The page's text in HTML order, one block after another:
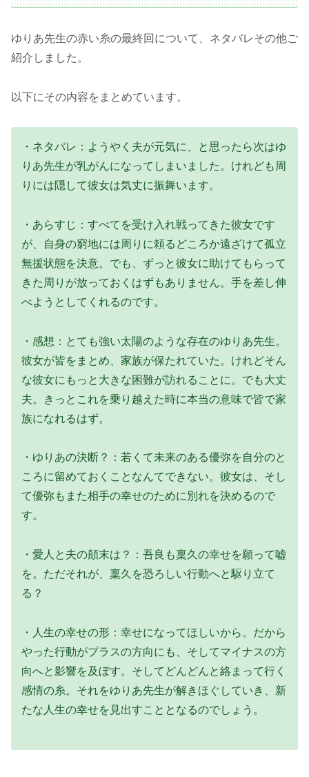
ゆりあ先生の赤い糸の最終回について、ネタバレその他ご
紹介しました。
以下にその内容をまとめています。
・ネタバレ：ようやく夫が元気に、と思ったら次はゆ
りあ先生が乳がんになってしまいました。けれども周
りには隠して彼女は気丈に振舞います。
・あらすじ：すべてを受け入れ戦ってきた彼女です
が、自身の窮地には周りに頼るどころか遠ざけて孤立
無援状態を決意。でも、ずっと彼女に助けてもらって
きた周りが放っておくはずもありません。手を差し伸
べようとしてくれるのです。
・感想：とても強い太陽のような存在のゆりあ先生。
彼女が皆をまとめ、家族が保たれていた。けれどそん
な彼女にもっと大きな困難が訪れることに。でも大丈
夫。きっとこれを乗り越えた時に本当の意味で皆で家
族になれるはず。
・ゆりあの決断？：若くて未来のある優弥を自分のと
ころに留めておくことなんてできない。彼女は、そし
て優弥もまた相手の幸せのために別れを決めるので
す。
・愛人と夫の顛末は？：吾良も稟久の幸せを願って嘘
を。ただそれが、稟久を恐ろしい行動へと駆り立て
る？
・人生の幸せの形：幸せになってほしいから。だから
やった行動がプラスの方向にも、そしてマイナスの方
向へと影響を及ぼす。そしてどんどんと絡まって行く
感情の糸。それをゆりあ先生が解きほぐしていき、新
たな人生の幸せを見出すこととなるのでしょう。